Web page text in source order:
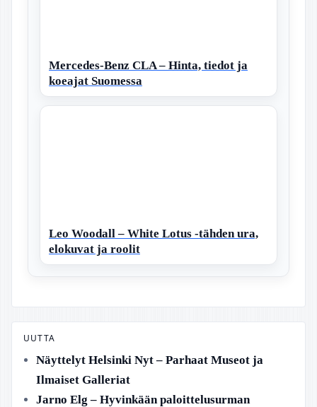
Mercedes-Benz CLA – Hinta, tiedot ja
koeajat Suomessa
Leo Woodall – White Lotus -tähden ura,
elokuvat ja roolit
UUTTA
Näyttelyt Helsinki Nyt – Parhaat Museot ja
Ilmaiset Galleriat
Jarno Elg – Hyvinkään paloittelusurman